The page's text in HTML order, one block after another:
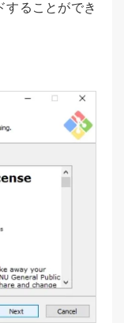
することができ